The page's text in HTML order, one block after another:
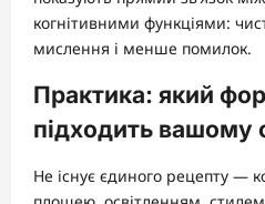
когнітивними функціями:
мислення і менше помилок.
Практика: який
підходить вашому
Не існує єдиного рецепту —